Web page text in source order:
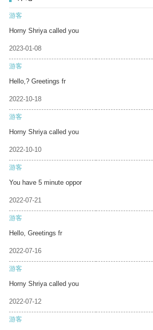
游客
Horny Shriya called you
2023-01-08
游客
Hello,? Greetings fr
2022-10-18
游客
Horny Shriya called you
2022-10-10
游客
You have 5 minute oppor
2022-07-21
游客
Hello, Greetings fr
2022-07-16
游客
Horny Shriya called you
2022-07-12
游客